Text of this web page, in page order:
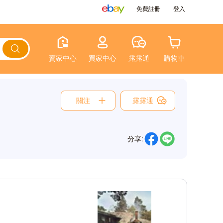
免費註冊 登入
賣家中心 買家中心 露露通 購物車
關注 露露通
分享: